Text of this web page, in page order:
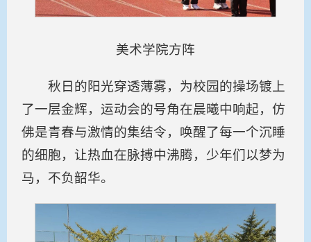
美术学院方阵
秋日的阳光穿透薄雾，为校园的操场镀上
了一层金辉，运动会的号角在晨曦中响起，仿
佛是青春与激情的集结令，唤醒了每一个沉睡
的细胞，让热血在脉搏中沸腾，少年们以梦为
马，不负韶华。